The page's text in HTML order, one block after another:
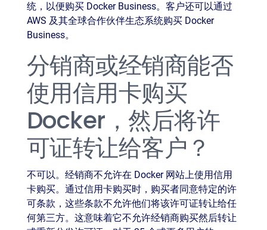
统，以便购买 Docker Business。客户还可以通过
AWS 及其全球合作伙伴生态系统购买 Docker
Business。
分销商或经销商能否
使用信用卡购买
Docker，然后将许
可证转让给客户？
不可以。经销商不允许在 Docker 网站上使用信用
卡购买。通过信用卡购买时，购买者同意特定的许
可条款，这些条款不允许他们将该许可证转让给任
何第三方。这意味着它不允许经销商购买然后转让